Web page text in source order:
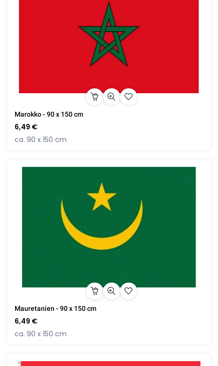
Marokko - 90 x 150 cm
6,49 €
ca. 90 x 150 cm
Mauretanien - 90 x 150 cm
6,49 €
ca. 90 x 150 cm